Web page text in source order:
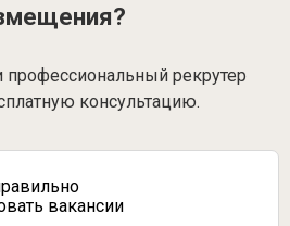
профессиональный рекрутер
консультацию.
вакансии